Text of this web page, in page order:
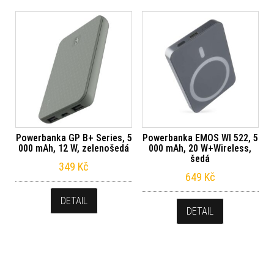
Powerbanka GP B+ Series, 5
000 mAh, 12 W, zelenošedá
349 Kč
DETAIL
Powerbanka EMOS WI 522, 5
000 mAh, 20 W+Wireless,
šedá
649 Kč
DETAIL